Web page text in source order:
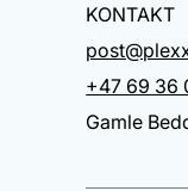
KONTAKT
+47 69 36
Gamle